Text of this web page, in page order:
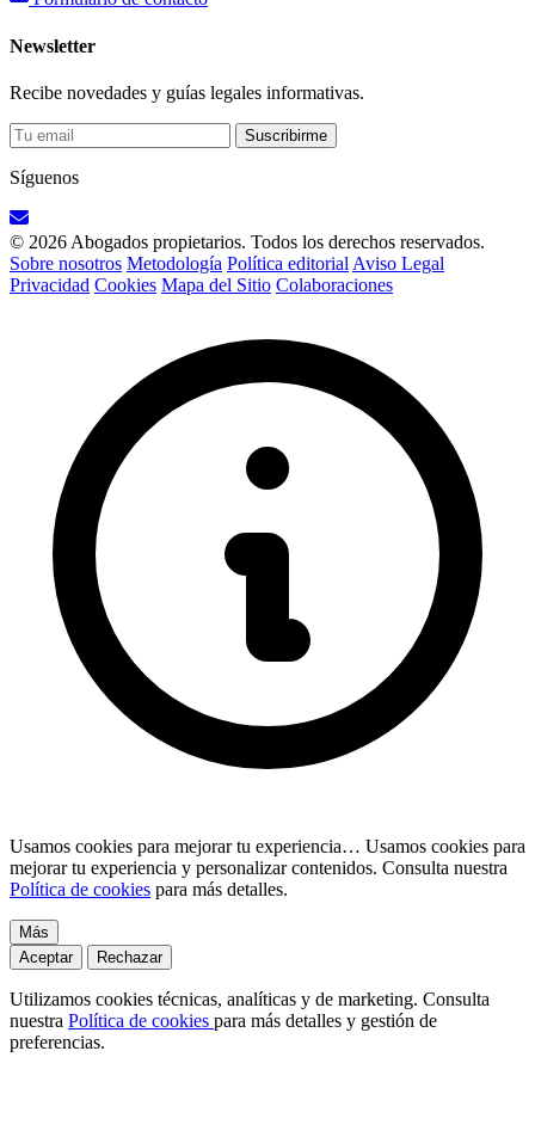
Newsletter
Recibe novedades y guías legales informativas.
Suscribirme
Síguenos
© 2026 Abogados propietarios. Todos los derechos reservados.
Sobre nosotros Metodología Política editorial Aviso Legal
Privacidad Cookies Mapa del Sitio Colaboraciones
Usamos cookies para mejorar tu experiencia… Usamos cookies para
mejorar tu experiencia y personalizar contenidos. Consulta nuestra
Política de cookies para más detalles.
Más
Aceptar
Rechazar
Utilizamos cookies técnicas, analíticas y de marketing. Consulta
nuestra Política de cookies para más detalles y gestión de
preferencias.